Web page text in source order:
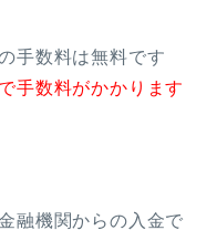
手数料は無料です
手数料がかかります
融機関からの入金で